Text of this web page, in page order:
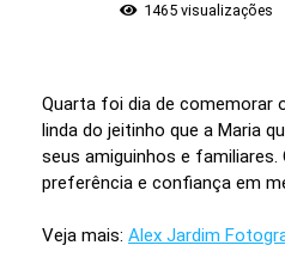
1465 visualizações
Quarta foi dia de comemorar
linda do jeitinho que a Maria
seus amiguinhos e familiares.
preferência e confiança em
Veja mais: Alex Jardim